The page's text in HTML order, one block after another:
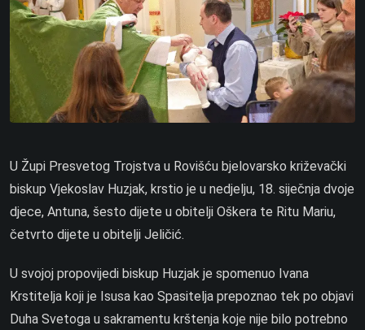
U Župi Presvetog Trojstva u Rovišću bjelovarsko križevački
biskup Vjekoslav Huzjak, krstio je u nedjelju, 18. siječnja dvoje
djece, Antuna, šesto dijete u obitelji Oškera te Ritu Mariu,
četvrto dijete u obitelji Jeličić.
U svojoj propovijedi biskup Huzjak je spomenuo Ivana
Krstitelja koji je Isusa kao Spasitelja prepoznao tek po objavi
Duha Svetoga u sakramentu krštenja koje nije bilo potrebno